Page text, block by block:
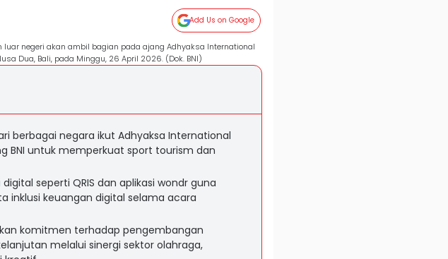
Add Us on Google
negeri akan ambil bagian pada ajang Adhyaksa International
Dua, Bali, pada Minggu, 26 April 2026. (Dok. BNI)
berbagai negara ikut Adhyaksa International
BNI untuk memperkuat sport tourism dan
seperti QRIS dan aplikasi wondr guna
inklusi keuangan digital selama acara
komitmen terhadap pengembangan
melalui sinergi sektor olahraga,